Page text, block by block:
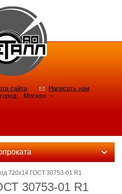
сайта
Написать нам
Москва
720х14 ГОСТ 30753-01 R1
30753-01 R1